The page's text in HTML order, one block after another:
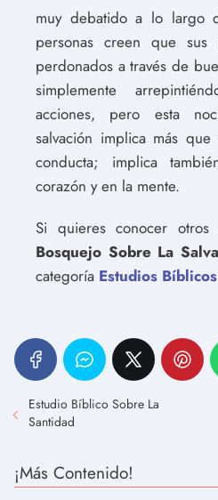
muy debatido a lo largo
personas creen que sus
perdonados a través de
simplemente
acciones, pero esta
salvación implica más
conducta; implica
corazón y en la mente.
Si quieres conocer otros
Bosquejo Sobre La
categoría Estudios Bíblicos
Estudio Bíblico Sobre La
Santidad
¡Más Contenido!